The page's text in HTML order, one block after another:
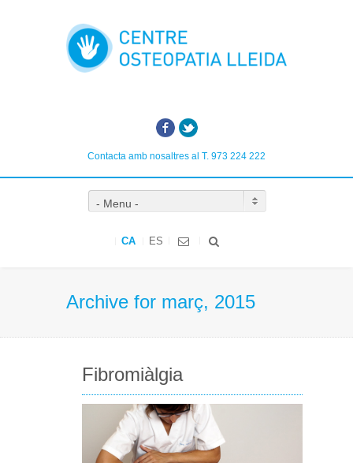
Facebook
Twitter
Contacta amb nosaltres al T. 973 224 222
- Menu -
CA ES
Archive for març, 2015
Fibromiàlgia